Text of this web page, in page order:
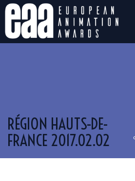
RÉGION HAUTS-DE-
FRANCE 2017.02.02